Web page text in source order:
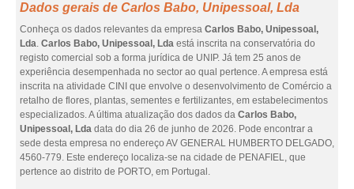
Dados gerais de Carlos Babo, Unipessoal, Lda
Conheça os dados relevantes da empresa Carlos Babo, Unipessoal,
Lda. Carlos Babo, Unipessoal, Lda está inscrita na conservatória do
registo comercial sob a forma jurídica de UNIP. Já tem 25 anos de
experiência desempenhada no sector ao qual pertence. A empresa está
inscrita na atividade CINI que envolve o desenvolvimento de Comércio a
retalho de flores, plantas, sementes e fertilizantes, em estabelecimentos
especializados. A última atualização dos dados da Carlos Babo,
Unipessoal, Lda data do dia 26 de junho de 2026. Pode encontrar a
sede desta empresa no endereço AV GENERAL HUMBERTO DELGADO,
4560-779. Este endereço localiza-se na cidade de PENAFIEL, que
pertence ao distrito de PORTO, em Portugal.